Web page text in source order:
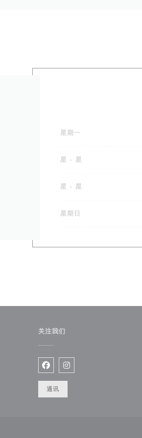
星期一
星 -星
星 -星
星期日
关注我们
Facebook ((在新窗口中打开))
Instagram ((在新窗口
通讯